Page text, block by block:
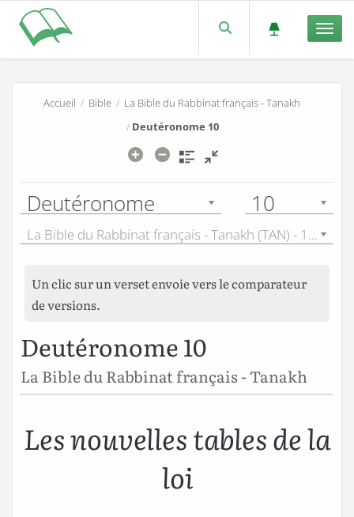
Accueil / Bible/ La Bible du Rabbinat français - Tanakh
/ Deutéronome 10
Deutéronome 10
La Bible du Rabbinat français - Tanakh (TAN) - 1899
Un clic sur un verset envoie vers le comparateur
de versions.
Deutéronome 10
La Bible du Rabbinat français - Tanakh
Les nouvelles tables de la
loi